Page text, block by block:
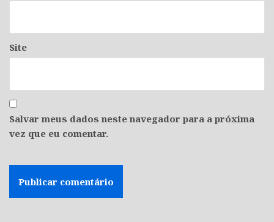
Site
Salvar meus dados neste navegador para a próxima
vez que eu comentar.